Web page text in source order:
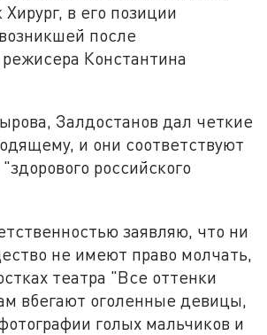
Хирург, в его позиции
после
Константина
Залдостанов дал четкие
и они соответствуют
российского
заявляю, что ни
не имеют право молчать,
театра "Все оттенки
вбегают оголенные девицы,
голых мальчиков и